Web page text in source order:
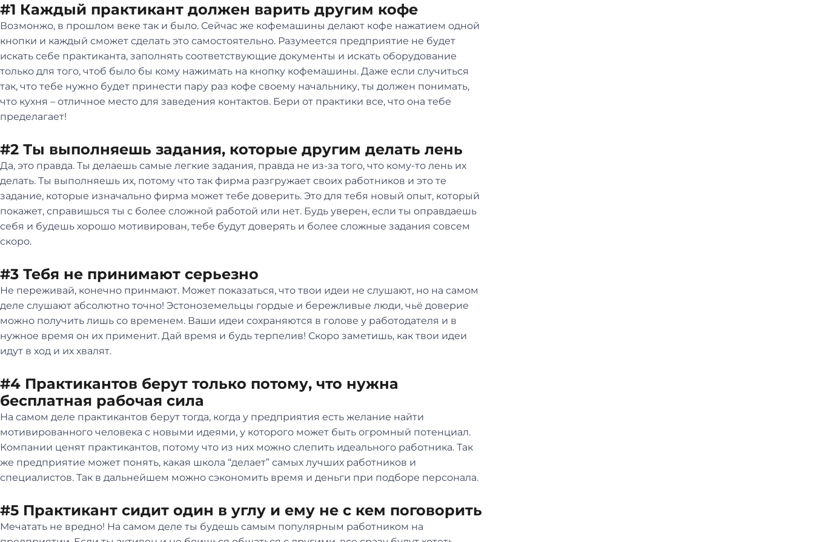
#1 Каждый практикант должен варить другим кофе
Возмонжо, в прошлом веке так и было. Сейчас же кофемашины делают кофе нажатием одной
кнопки и каждый сможет сделать это самостоятельно. Разумеется предприятие не будет
искать себе практиканта, заполнять соответствующие документы и искать оборудование
только для того, чтоб было бы кому нажимать на кнопку кофемашины. Даже если случиться
так, что тебе нужно будет принести пару раз кофе своему начальнику, ты должен понимать,
что кухня – отличное место для заведения контактов. Бери от практики все, что она тебе
пределагает!
#2 Ты выполняешь задания, которые другим делать лень
Да, это правда. Ты делаешь самые легкие задания, правда не из-за того, что кому-то лень их
делать. Ты выполняешь их, потому что так фирма разгружает своих работников и это те
задание, которые изначально фирма может тебе доверить. Это для тебя новый опыт, который
покажет, справишься ты с более сложной работой или нет. Будь уверен, если ты оправдаешь
себя и будешь хорошо мотивирован, тебе будут доверять и более сложные задания совсем
скоро.
#3 Тебя не принимают серьезно
Не переживай, конечно принмают. Может показаться, что твои идеи не слушают, но на самом
деле слушают абсолютно точно! Эстоноземельцы гордые и бережливые люди, чьё доверие
можно получить лишь со временем. Ваши идеи сохраняются в голове у работодателя и в
нужное время он их применит. Дай время и будь терпелив! Скоро заметишь, как твои идеи
идут в ход и их хвалят.
#4 Практикантов берут только потому, что нужна
бесплатная рабочая сила
На самом деле практикантов берут тогда, когда у предприятия есть желание найти
мотивированного человека с новыми идеями, у которого может быть огромный потенциал.
Компании ценят практикантов, потому что из них можно слепить идеального работника. Так
же предприятие может понять, какая школа “делает” самых лучших работников и
специалистов. Так в дальнейшем можно сэкономить время и деньги при подборе персонала.
#5 Практикант сидит один в углу и ему не с кем поговорить
Мечатать не вредно! На самом деле ты будешь самым популярным работником на